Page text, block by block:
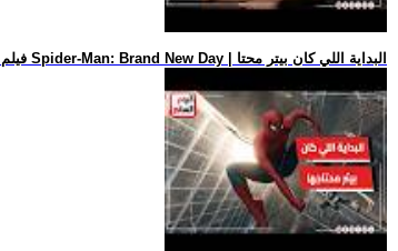
.. فيلم Spider-Man: Brand New Day | البداية اللي كان بيتر محتا